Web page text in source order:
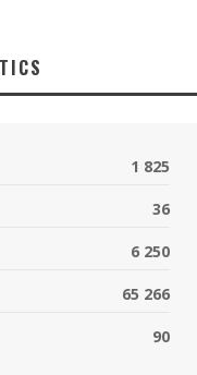
1 825
36
6 250
65 266
90